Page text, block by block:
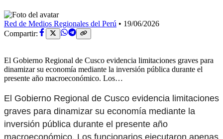
Red de Medios Regionales del Perú • 19/06/2026
Compartir:
El Gobierno Regional de Cusco evidencia limitaciones graves para
dinamizar su economía mediante la inversión pública durante el
presente año macroeconómico. Los…
El Gobierno Regional de Cusco evidencia limitaciones
graves para dinamizar su economía mediante la
inversión pública durante el presente año
macroeconómico. Los funcionarios ejecutaron apenas